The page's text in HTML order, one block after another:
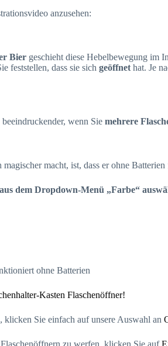
anzusehen:
Bier geschieht diese Hebelbewegung im
feststellen, dass sie sich geöffnet hat. Je
wenn Sie mehrere
magischer macht, ist, dass er ohne
dem Dropdown-Menü „Farbe“
ohne Batterien
Kasten Flaschenöffner!
Sie einfach auf unsere Auswahl an